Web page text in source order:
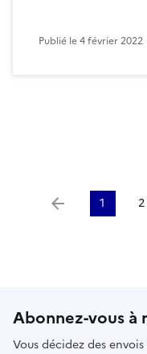
Publié le4 février 2022
Aller à la page
1 2
Abonnez-vous
Vous décidez des